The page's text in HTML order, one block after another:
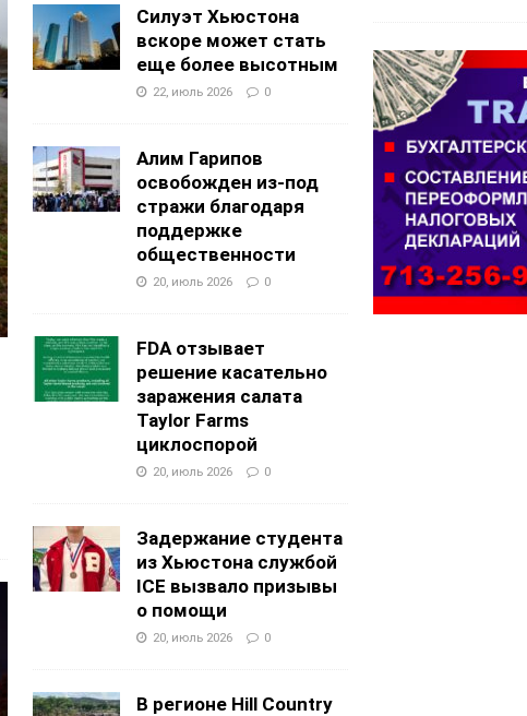
Силуэт Хьюстона
вскоре может стать
еще более высотным
22, июль 2026 0
Алим Гарипов
освобожден из-под
стражи благодаря
поддержке
общественности
20, июль 2026 0
FDA отзывает
решение касательно
заражения салата
Taylor Farms
циклоспорой
20, июль 2026 0
Задержание студента
из Хьюстона службой
ICE вызвало призывы
о помощи
20, июль 2026 0
В регионе Hill Country